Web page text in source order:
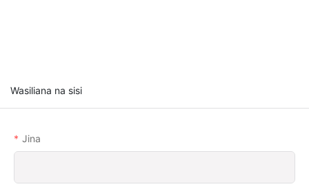
Wasiliana na sisi
Jina